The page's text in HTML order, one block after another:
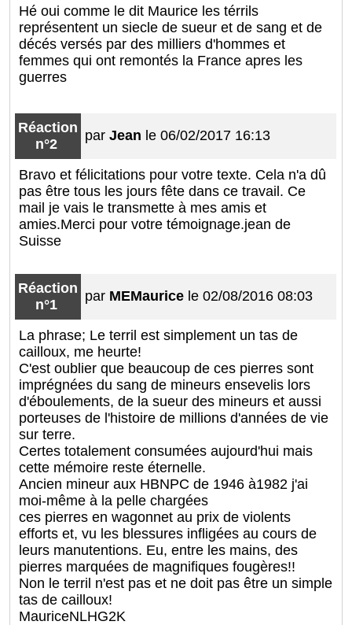
Hé oui comme le dit Maurice les térrils
représentent un siecle de sueur et de sang et de
décés versés par des milliers d'hommes et
femmes qui ont remontés la France apres les
guerres
Réaction
n°2
parJean le 06/02/2017 16:13
Bravo et félicitations pour votre texte. Cela n'a dû
pas être tous les jours fête dans ce travail. Ce
mail je vais le transmette à mes amis et
amies.Merci pour votre témoignage.jean de
Suisse
Réaction
n°1
par MEMaurice le 02/08/2016 08:03
La phrase; Le terril est simplement un tas de
cailloux, me heurte!
C'est oublier que beaucoup de ces pierres sont
imprégnées du sang de mineurs ensevelis lors
d'éboulements, de la sueur des mineurs et aussi
porteuses de l'histoire de millions d'années de vie
sur terre.
Certes totalement consumées aujourd'hui mais
cette mémoire reste éternelle.
Ancien mineur aux HBNPC de 1946 à1982 j'ai
moi-même à la pelle chargées
ces pierres en wagonnet au prix de violents
efforts et, vu les blessures infligées au cours de
leurs manutentions. Eu, entre les mains, des
pierres marquées de magnifiques fougères!!
Non le terril n'est pas et ne doit pas être un simple
tas de cailloux!
MauriceNLHG2K